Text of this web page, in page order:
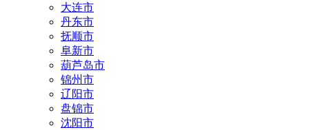
大连市
丹东市
抚顺市
阜新市
葫芦岛市
锦州市
辽阳市
盘锦市
沈阳市